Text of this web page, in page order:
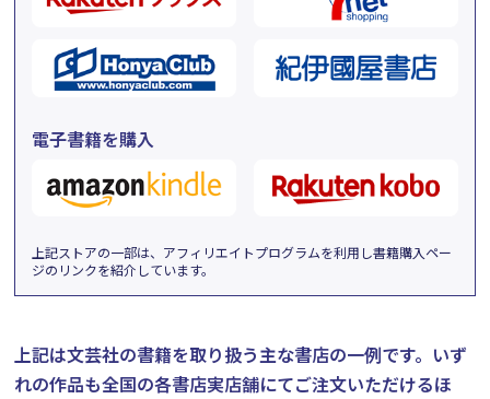
電子書籍を購入
上記ストアの一部は、アフィリエイトプログラムを利用し書籍購入ペー
ジのリンクを紹介しています。
上記は文芸社の書籍を取り扱う主な書店の一例です。 いず
れの作品も全国の各書店実店舗にてご注文いただけるほ